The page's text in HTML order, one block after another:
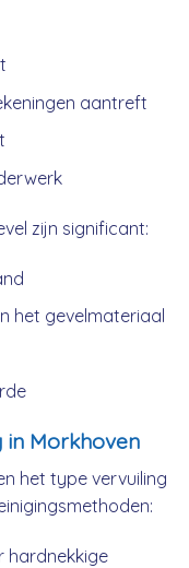
aantreft
zijn significant:
het gevelmateriaal
in Morkhoven
het type vervuiling
hardnekkige